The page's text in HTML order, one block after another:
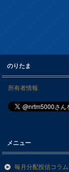
のりたま
所有者情報
メニュー
毎月分配投信コラム